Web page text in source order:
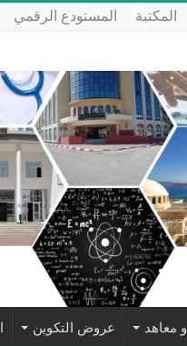
المكتبة المستودع الرقمي
معاهد عروض التكوين